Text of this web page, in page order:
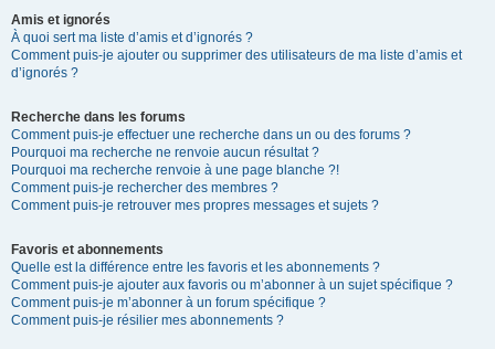
Amis et ignorés
À quoi sert ma liste d’amis et d’ignorés ?
Comment puis-je ajouter ou supprimer des utilisateurs de ma liste d’amis et
d’ignorés ?
Recherche dans les forums
Comment puis-je effectuer une recherche dans un ou des forums ?
Pourquoi ma recherche ne renvoie aucun résultat ?
Pourquoi ma recherche renvoie à une page blanche ?!
Comment puis-je rechercher des membres ?
Comment puis-je retrouver mes propres messages et sujets ?
Favoris et abonnements
Quelle est la différence entre les favoris et les abonnements ?
Comment puis-je ajouter aux favoris ou m’abonner à un sujet spécifique ?
Comment puis-je m’abonner à un forum spécifique ?
Comment puis-je résilier mes abonnements ?